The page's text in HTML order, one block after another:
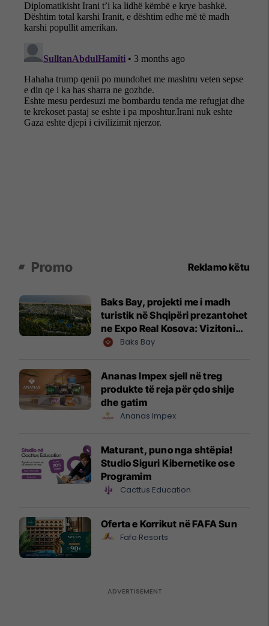
Promo Reklamo këtu
Baks Bay, projekti me i madh
turistik në Shqipëri prezantohet
ne Expo Real Kosova: Vizitoni
shtandin dhe zbuloni
Baks Bay
Ananas Impex sjell në treg
produkte të reja për çdo shije
dhe gatim
Ananas Impex
Maturant, puno nga shtëpia!
Studio Siguri Kibernetike ose
Programim
Cacttus Education
Oferta e Korrikut në FAFA Sun
Fafa Resorts